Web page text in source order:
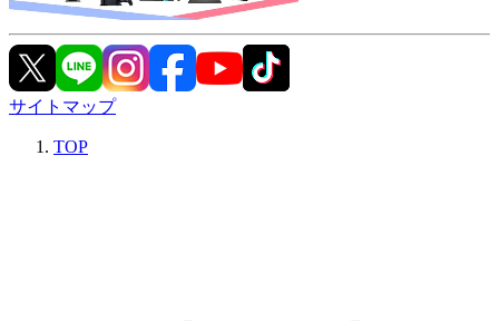
サイトマップ
TOP